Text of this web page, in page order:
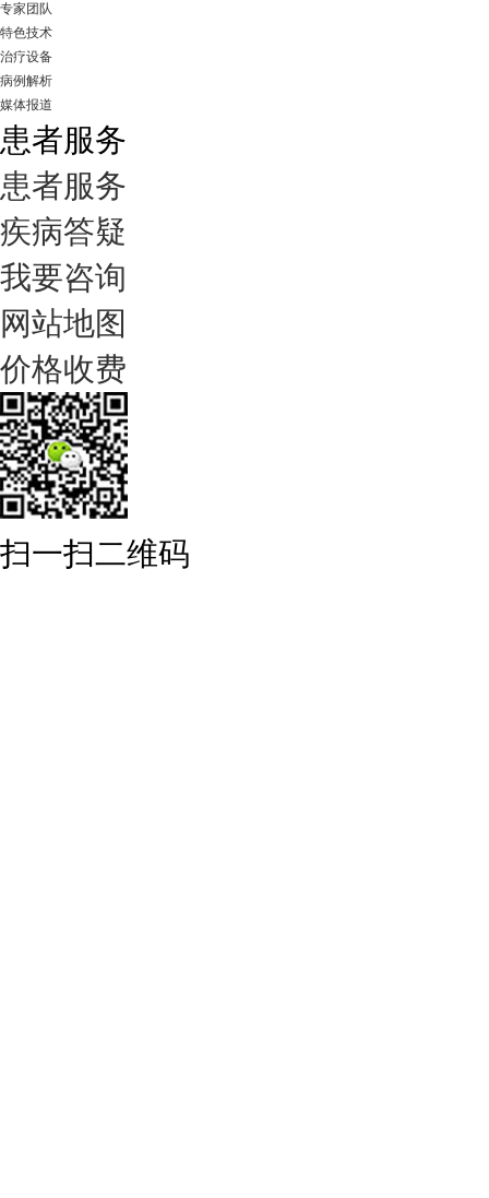
专家团队
特色技术
治疗设备
病例解析
媒体报道
患者服务
患者服务
疾病答疑
我要咨询
网站地图
价格收费
扫一扫二维码